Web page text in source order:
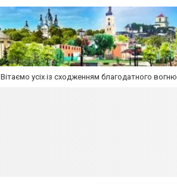
Вітаємо усіх із сходженням благодатного вогню